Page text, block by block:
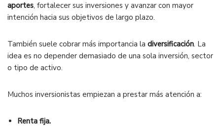
aportes, fortalecer sus inversiones y avanzar con mayor
intención hacia sus objetivos de largo plazo.
También suele cobrar más importancia la diversificación. La
idea es no depender demasiado de una sola inversión, sector
o tipo de activo.
Muchos inversionistas empiezan a prestar más atención a:
Renta fija.